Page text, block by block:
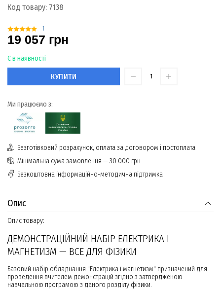
Код товару: 7138
1
19 057 грн
Є в наявності
КУПИТИ
Ми працюємо з:
Безготівковий розрахунок, оплата за договором і постоплата
Мінімальна сума замовлення — 30 000 грн
Безкоштовна інформаційно-методична підтримка
Опис
Опис товару:
ДЕМОНСТРАЦІЙНИЙ НАБІР ЕЛЕКТРИКА І
МАГНЕТИЗМ — ВСЕ ДЛЯ ФІЗИКИ
Базовий набір обладнання "Електрика і магнетизм" призначений для
проведення вчителем демонстрацій згідно з затвердженою
навчальною програмою з даного розділу фізики.